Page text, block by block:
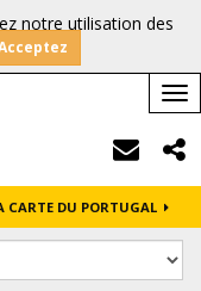
notre utilisation des
CARTE DU PORTUGAL